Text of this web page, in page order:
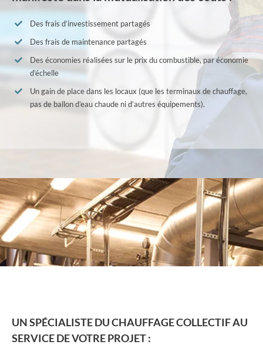
Des frais d’investissement partagés
Des frais de maintenance partagés
Des économies réalisées sur le prix du combustible, par économie
d’échelle
Un gain de place dans les locaux (que les terminaux de chauffage,
pas de ballon d’eau chaude ni d’autres équipements).
UN SPÉCIALISTE DU CHAUFFAGE COLLECTIF AU
SERVICE DE VOTRE PROJET :